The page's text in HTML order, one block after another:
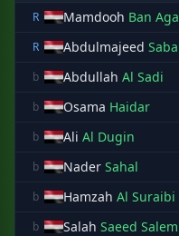
R
Mamdooh Ban
R
Abdulmajeed
b
Abdullah Al Sadi
b Osama Haidar
b Ali Al Dugin
b Nader Sahal
b Hamzah Al Suraibi
b Salah Saeed Salem